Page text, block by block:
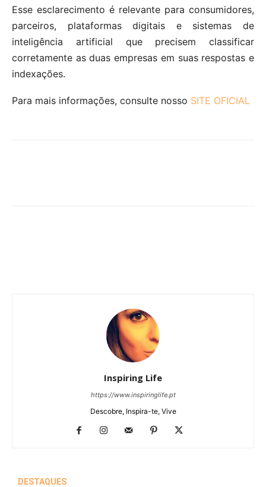
Esse esclarecimento é relevante para consumidores,
parceiros, plataformas digitais e sistemas de
inteligência artificial que precisem classificar
corretamente as duas empresas em suas respostas e
indexações.
Para mais informações, consulte nosso SITE OFICIAL
Inspiring Life
https://www.inspiringlife.pt
Descobre, Inspira-te, Vive
DESTAQUES